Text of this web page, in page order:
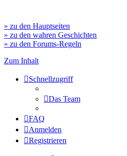
» zu den Hauptseiten
» zu den wahren Geschichten
» zu den Forums-Regeln
Zum Inhalt
Schnellzugriff
Das Team
FAQ
Anmelden
Registrieren